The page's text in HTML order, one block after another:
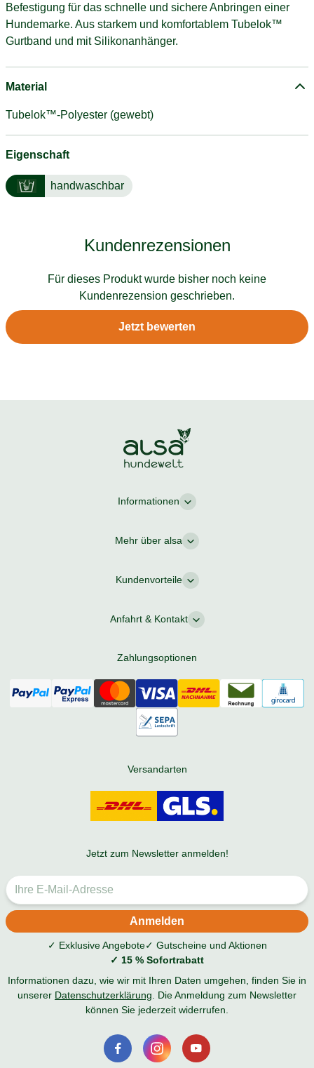
Befestigung für das schnelle und sichere Anbringen einer
Hundemarke. Aus starkem und komfortablem Tubelok™
Gurtband und mit Silikonanhänger.
Material
Tubelok™-Polyester (gewebt)
Eigenschaft
handwaschbar
Kundenrezensionen
Für dieses Produkt wurde bisher noch keine
Kundenrezension geschrieben.
Jetzt bewerten
Informationen
Mehr über alsa
Kundenvorteile
Anfahrt & Kontakt
Zahlungsoptionen
Versandarten
Jetzt zum Newsletter anmelden!
✓ Exklusive Angebote✓ Gutscheine und Aktionen
✓ 15 % Sofortrabatt
Informationen dazu, wie wir mit Ihren Daten umgehen, finden Sie in
unserer Datenschutzerklärung. Die Anmeldung zum Newsletter
können Sie jederzeit widerrufen.